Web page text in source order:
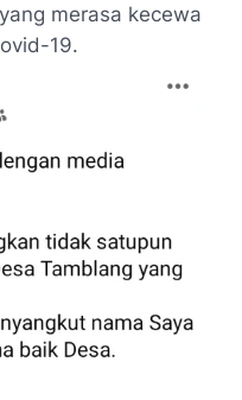
merasa kecewa
19.